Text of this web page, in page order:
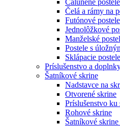
Čelá a rámy na
Futónové postele
Jednolôžkové
Manželské
Postele s
Sklápacie postele
Príslušenstvo a
Šatníkové skrine
Nadstavce na
Otvorené skrine
Príslušenstvo ku
Rohové skrine
Šatníkové